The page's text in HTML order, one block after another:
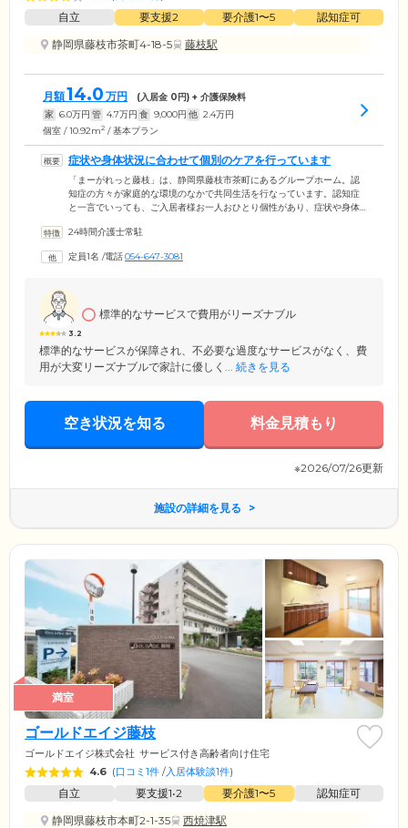
自立 要支援2 要介護1〜5
認知症可
静岡県藤枝市茶町4-18-5
藤枝駅
月額14.0 万円 (入居金 0円) + 介護保険料
家 6.0万円 管 4.7万円 食 9,000円 他 2.4万円
個室 / 10.92m2 / 基本プラン
症状や身体状況に合わせて個別のケアを行っています
「まーがれっと藤枝」は、静岡県藤枝市茶町にあるグループホーム。認
知症の方々が家庭的な環境のなかで共同生活を行なっています。認知症
と一言でいっても、ご入居者様お一人おひとり個性があり、症状や身体
ような愛情をもって、どんなことにも真摯にご対応。専門職としての誇
同ご入居者様お一人おひとりに礼節と尊敬を持って接しております。信
24時間介護士常駐
定員1名 /電話054-647-3081
3.2
標準的なサービスで費用がリーズナブル
標準的なサービスが保障され、不必要な過度なサービスがなく、費
用が大変リーズナブルで家計に優しく... 続きを見る
空き状況を知る 料金見積もり
※2026/07/26更新
施設の詳細を見る
満室
ゴールドエイジ藤枝
ゴールドエイジ株式会社 サービス付き高齢者向け住宅
4.6 (口コミ1件 /入居体験談1件)
自立 要支援1•2 要介護1〜5
認知症可
静岡県藤枝市本町2-1-35
西焼津駅